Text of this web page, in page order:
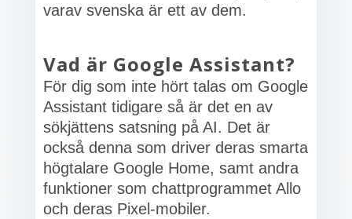
varav svenska är ett av dem.
Vad är Google Assistant?
För dig som inte hört talas om Google
Assistant tidigare så är det en av
sökjättens satsning på AI. Det är
också denna som driver deras smarta
högtalare Google Home, samt andra
funktioner som chattprogrammet Allo
och deras Pixel-mobiler.